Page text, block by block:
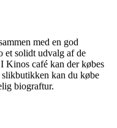
med en god
et solidt udvalg af de
Kinos café kan der købes
kan du købe
biograftur.